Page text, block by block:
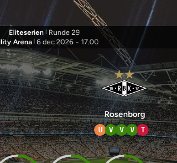
Eliteserien | Runde 29
Arena | 6 dec 2026 - 17.00
Rosenborg
U V V V T